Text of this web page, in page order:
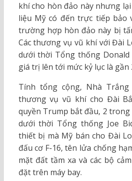
khí cho hòn đảo này nhưng
liệu Mỹ có đến trực tiếp bảo
trường hợp hòn đảo này bị
Các thương vụ vũ khí với Đài
dưới thời Tổng thống
giá trị lên tới mức kỷ lục là gần
Tính tổng cộng, Nhà
thương vụ vũ khí cho Đài
quyền Trump bắt đầu, 2
dưới thời Tổng thống Joe
thiết bị mà Mỹ bán cho Đài
đấu cơ F-16, tên lửa chống
mặt đất tầm xa và các bộ
đặt trên máy bay.